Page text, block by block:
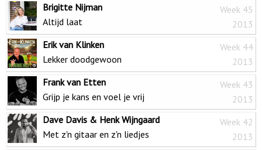
Week 45
2013
Brigitte Nijman
Altijd laat
Week 44
2013
Erik van Klinken
Lekker doodgewoon
Week 43
2013
Frank van Etten
Grijp je kans en voel je vrij
Week 42
2013
Dave Davis & Henk Wijngaard
Met z'n gitaar en z'n liedjes